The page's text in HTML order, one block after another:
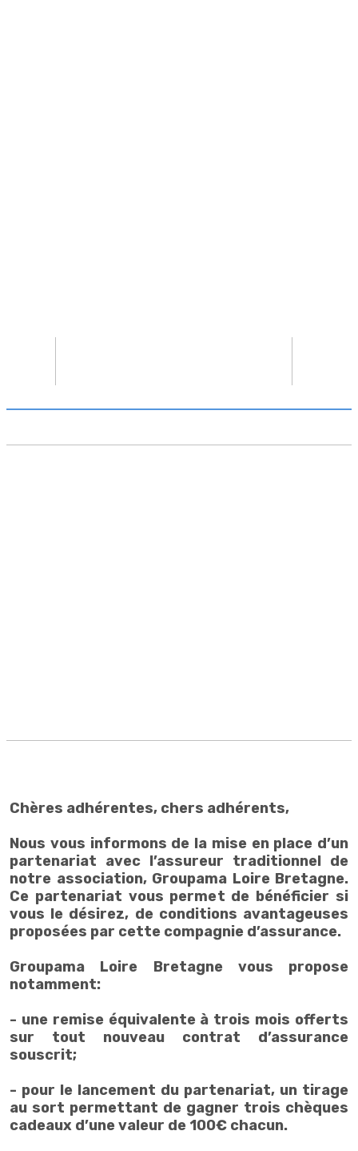
Chères adhérentes, chers adhérents,
Nous vous informons de la mise en place d’un
partenariat avec l’assureur traditionnel de
notre association, Groupama Loire Bretagne.
Ce partenariat vous permet de bénéficier si
vous le désirez, de conditions avantageuses
proposées par cette compagnie d’assurance.
Groupama Loire Bretagne vous propose
notamment:
- une remise équivalente à trois mois offerts
sur tout nouveau contrat d’assurance
souscrit;
- pour le lancement du partenariat, un tirage
au sort permettant de gagner trois chèques
cadeaux d’une valeur de 100€ chacun.